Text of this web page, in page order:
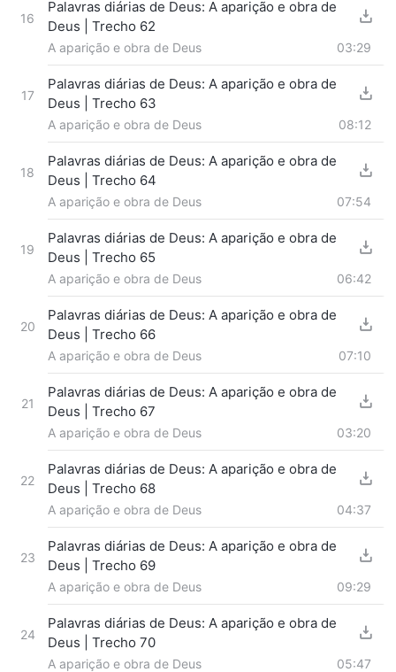
16
Palavras diárias de Deus: A aparição e obra de
Deus | Trecho 62
A aparição e obra de Deus 03:29
17
Palavras diárias de Deus: A aparição e obra de
Deus | Trecho 63
A aparição e obra de Deus 08:12
18
Palavras diárias de Deus: A aparição e obra de
Deus | Trecho 64
A aparição e obra de Deus 07:54
19
Palavras diárias de Deus: A aparição e obra de
Deus | Trecho 65
A aparição e obra de Deus 06:42
20
Palavras diárias de Deus: A aparição e obra de
Deus | Trecho 66
A aparição e obra de Deus 07:10
21
Palavras diárias de Deus: A aparição e obra de
Deus | Trecho 67
A aparição e obra de Deus 03:20
22
Palavras diárias de Deus: A aparição e obra de
Deus | Trecho 68
A aparição e obra de Deus 04:37
23
Palavras diárias de Deus: A aparição e obra de
Deus | Trecho 69
A aparição e obra de Deus 09:29
24
Palavras diárias de Deus: A aparição e obra de
Deus | Trecho 70
A aparição e obra de Deus 05:47